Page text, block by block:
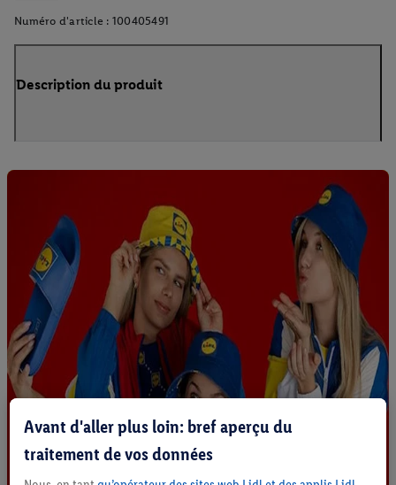
Numéro d'article : 100405491
Description du produit
Avant d'aller plus loin: bref aperçu du
traitement de vos données